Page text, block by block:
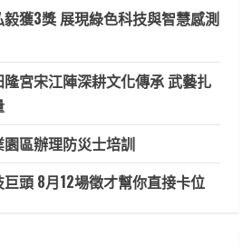
獲3獎 展現綠色科技與智慧感測
宮宋江陣深耕文化傳承 武藝扎
區辦理防災士培訓
頭 8月12場徵才幫你直接卡位